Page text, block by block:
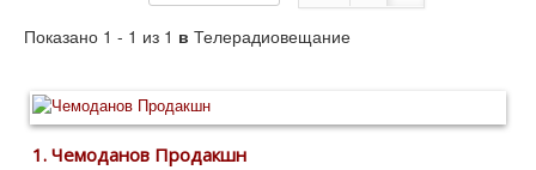
Показано 1 - 1 из 1 в Телерадиовещание
1. Чемоданов Продакшн